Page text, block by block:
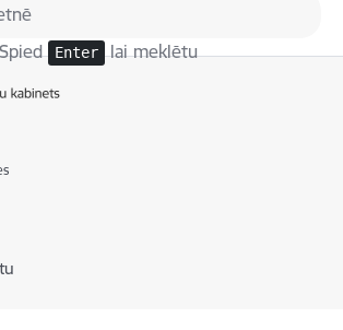
Enter lai meklētu